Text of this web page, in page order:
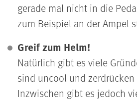
gerade mal nicht in die
zum Beispiel an der Ampel
Greif zum Helm!
Natürlich gibt es viele
sind uncool und zerdrücken
Inzwischen gibt es jedoch